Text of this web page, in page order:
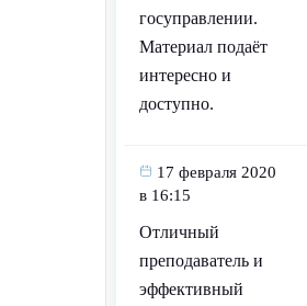
госуправлении.
Материал подаёт
интересно и
доступно.
17 февраля 2020
в 16:15
Отличный
преподаватель и
эффективный